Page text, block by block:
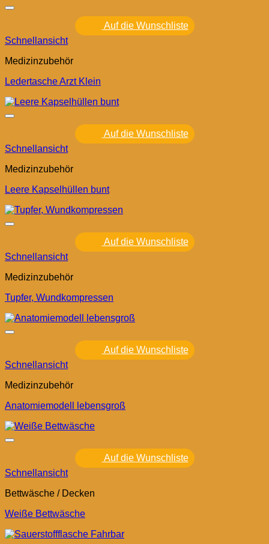
Auf die Wunschliste
Schnellansicht
Medizinzubehör
Ledertasche Arzt Klein
Auf die Wunschliste
Schnellansicht
Medizinzubehör
Leere Kapselhüllen bunt
Auf die Wunschliste
Schnellansicht
Medizinzubehör
Tupfer, Wundkompressen
Auf die Wunschliste
Schnellansicht
Medizinzubehör
Anatomiemodell lebensgroß
Auf die Wunschliste
Schnellansicht
Bettwäsche / Decken
Weiße Bettwäsche